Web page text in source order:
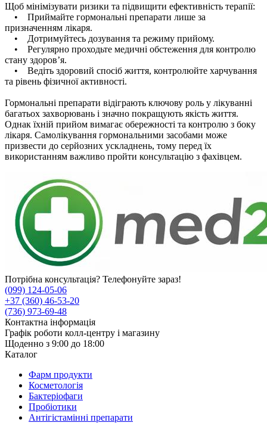
Щоб мінімізувати ризики та підвищити ефективність терапії:
• Приймайте гормональні препарати лише за
призначенням лікаря.
• Дотримуйтесь дозування та режиму прийому.
• Регулярно проходьте медичні обстеження для контролю
стану здоров’я.
• Ведіть здоровий спосіб життя, контролюйте харчування
та рівень фізичної активності.
Гормональні препарати відіграють ключову роль у лікуванні
багатьох захворювань і значно покращують якість життя.
Однак їхній прийом вимагає обережності та контролю з боку
лікаря. Самолікування гормональними засобами може
призвести до серйозних ускладнень, тому перед їх
використанням важливо пройти консультацію з фахівцем.
Потрібна консультація? Телефонуйте зараз!
(099) 124-05-06
+37 (360) 46-53-20
(736) 973-69-48
Контактна інформація
Графік роботи колл-центру і магазину
Щоденно з 9:00 до 18:00
Каталог
Фарм продукти
Косметологія
Бактеріофаги
Пробіотики
Антігістамінні препарати